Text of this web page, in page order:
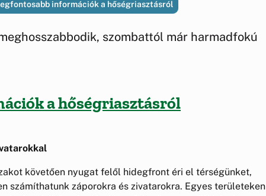
információk a hőségriasztásról
szombattól már harmadfokú
a hőségriasztásról
követően nyugat felől hidegfront éri el térségünket,
számíthatunk záporokra és zivatarokra. Egyes területeken